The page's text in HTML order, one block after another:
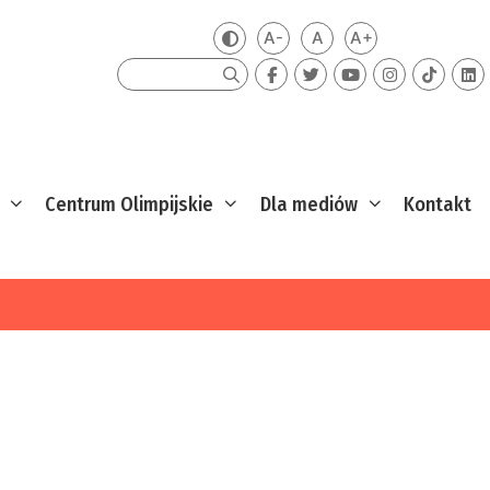
Zmień kontrast
A-Mniejsza czcionka
ADomyślna czcionka
A+Większa
Szukaj
Centrum Olimpijskie Dla mediów Kontakt